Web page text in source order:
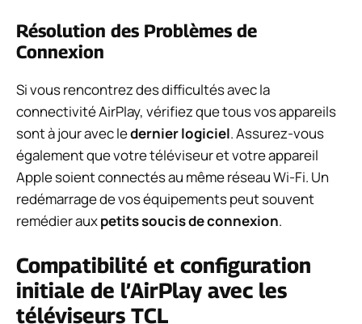
Résolution des Problèmes de
Connexion
Si vous rencontrez des difficultés avec la
connectivité AirPlay, vérifiez que tous vos appareils
sont à jour avec ledernier logiciel. Assurez-vous
également que votre téléviseur et votre appareil
Apple soient connectés au même réseau Wi-Fi. Un
redémarrage de vos équipements peut souvent
remédier auxpetits soucis de connexion.
Compatibilité et configuration
initiale de l’AirPlay avec les
téléviseurs TCL